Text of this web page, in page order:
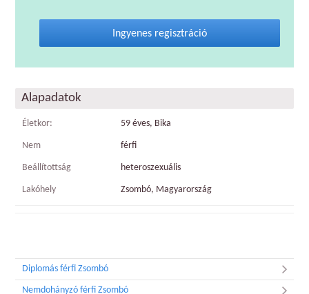
Ingyenes regisztráció
Alapadatok
Életkor: 59 éves, Bika
Nem férfi
Beállítottság heteroszexuális
Lakóhely Zsombó, Magyarország
Diplomás férfi Zsombó
Nemdohányzó férfi Zsombó